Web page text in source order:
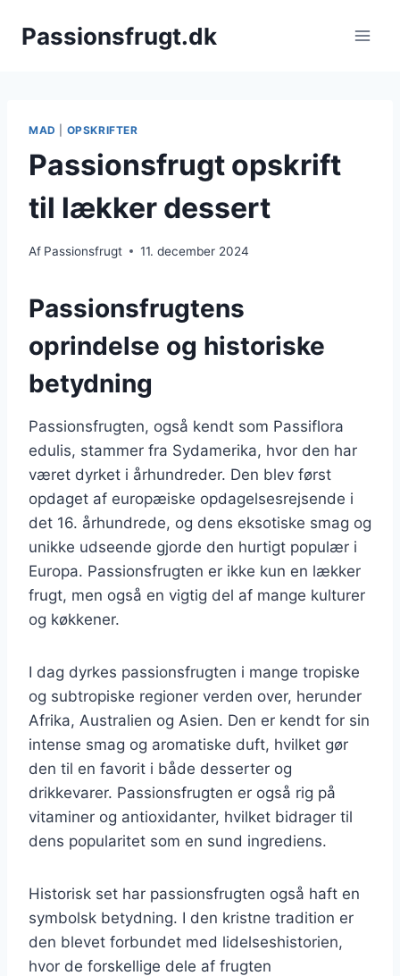
Passionsfrugt.dk
MAD OPSKRIFTER
Passionsfrugt opskrift
til lækker dessert
Af Passionsfrugt 11. december 2024
Passionsfrugtens
oprindelse og historiske
betydning
Passionsfrugten, også kendt som Passiflora
edulis, stammer fra Sydamerika, hvor den har
været dyrket i århundreder. Den blev først
opdaget af europæiske opdagelsesrejsende i
det 16. århundrede, og dens eksotiske smag og
unikke udseende gjorde den hurtigt populær i
Europa. Passionsfrugten er ikke kun en lækker
frugt, men også en vigtig del af mange kulturer
og køkkener.
I dag dyrkes passionsfrugten i mange tropiske
og subtropiske regioner verden over, herunder
Afrika, Australien og Asien. Den er kendt for sin
intense smag og aromatiske duft, hvilket gør
den til en favorit i både desserter og
drikkevarer. Passionsfrugten er også rig på
vitaminer og antioxidanter, hvilket bidrager til
dens popularitet som en sund ingrediens.
Historisk set har passionsfrugten også haft en
symbolsk betydning. I den kristne tradition er
den blevet forbundet med lidelseshistorien,
hvor de forskellige dele af frugten